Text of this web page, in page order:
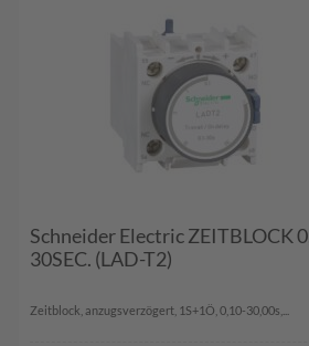
Schneider Electric ZEITBLOCK
30SEC. (LAD-T2)
Zeitblock, anzugsverzögert, 1S+1Ö, 0,10-30,00s,...